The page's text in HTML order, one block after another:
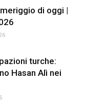
di oggi |
turche:
Hasan Alì nei